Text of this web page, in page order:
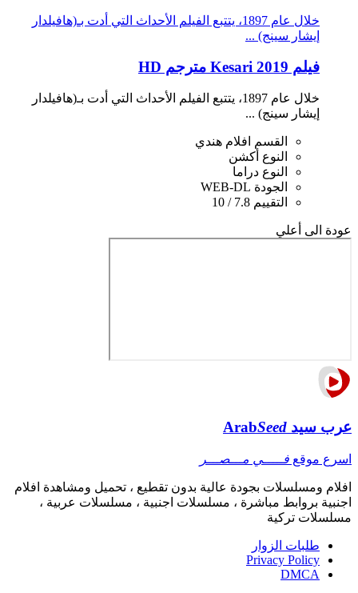
خلال عام 1897، يتتبع الفيلم اﻷحداث التي أدت بـ(هافيلدار
إيشار سينج) ...
فيلم Kesari 2019 مترجم HD
خلال عام 1897، يتتبع الفيلم اﻷحداث التي أدت بـ(هافيلدار
إيشار سينج) ...
القسم
افلام هندي
النوع أكشن
النوع دراما
الجودة WEB-DL
التقييم 7.8 / 10
عودة الى أعلي
عرب سيد ArabSeed
اسرع موقع فـــــي مـــصـــر
افلام ومسلسلات بجودة عالية بدون تقطيع ، تحميل ومشاهدة افلام
اجنبية بروابط مباشرة ، مسلسلات اجنبية ، مسلسلات عربية ،
مسلسلات تركية
طلبات الزوار
Privacy Policy
DMCA